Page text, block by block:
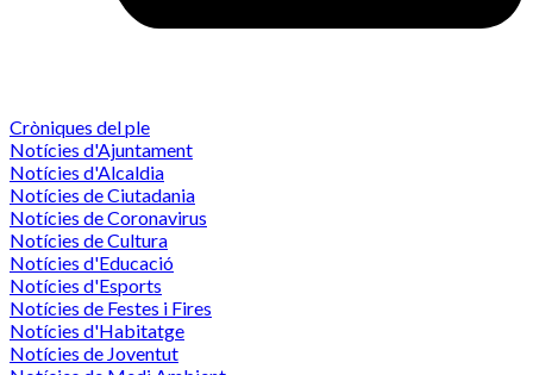
Cròniques del ple
Notícies d'Ajuntament
Notícies d'Alcaldia
Notícies de Ciutadania
Notícies de Coronavirus
Notícies de Cultura
Notícies d'Educació
Notícies d'Esports
Notícies de Festes i Fires
Notícies d'Habitatge
Notícies de Joventut